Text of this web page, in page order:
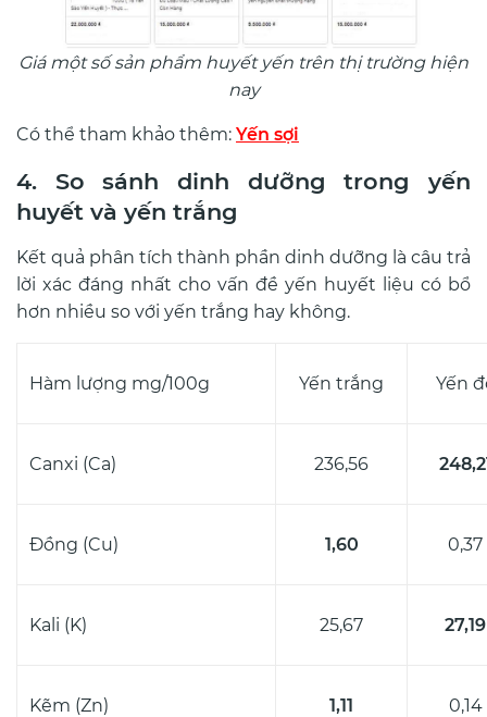
Giá một số sản phẩm huyết yến trên thị trường hiện
nay
Có thể tham khảo thêm: Yến sợi
4. So sánh dinh dưỡng trong yến
huyết và yến trắng
Kết quả phân tích thành phần dinh dưỡng là câu trả
lời xác đáng nhất cho vấn đề yến huyết liệu có bổ
hơn nhiều so với yến trắng hay không.
Hàm lượng mg/100g Yến trắng Yến
Canxi (Ca) 236,56
Đồng (Cu) 1,60 0,37
Kali (K) 25,67 27,19
Kẽm (Zn) 1,11 0,14